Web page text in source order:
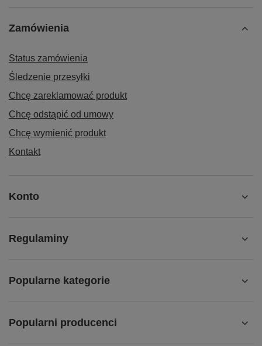
Zamówienia
Status zamówienia
Śledzenie przesyłki
Chcę zareklamować produkt
Chcę odstąpić od umowy
Chcę wymienić produkt
Kontakt
Konto
Regulaminy
Popularne kategorie
Popularni producenci